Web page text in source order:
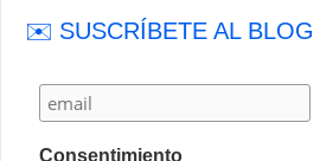
✉️ SUSCRÍBETE AL BLOG
Consentimiento